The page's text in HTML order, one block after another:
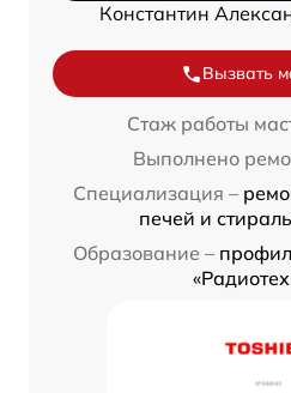
Константин
Вызвать
Стаж работы
Выполнено
Специализация –
печей и
Образование –